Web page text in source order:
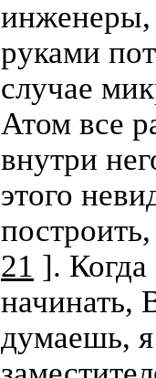
инженеры,
руками
случае
Атом все
внутри
этого
21 ].
начинать,
думаешь, я